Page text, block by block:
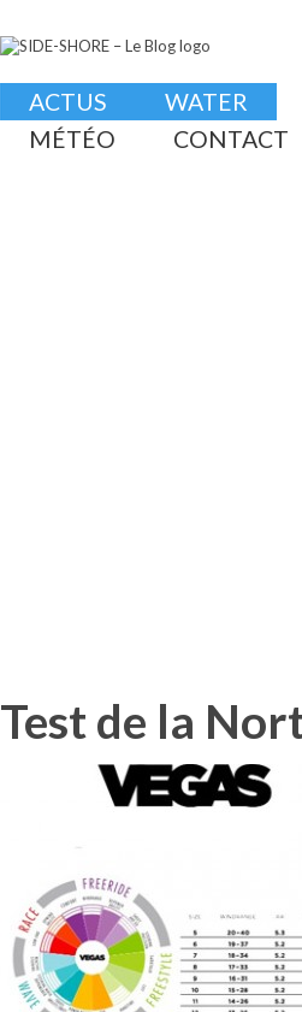
ACTUS
WATER
MÉTÉO
CONTACT
Test de la